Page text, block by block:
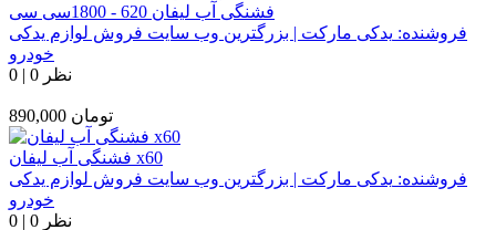
فشنگی آب لیفان 620 - 1800سی سی
فروشنده: یدکی مارکت | بزرگترین وب سایت فروش لوازم یدکی
خودرو
0 | 0 نظر
890,000 تومان
فشنگی آب لیفان x60
فروشنده: یدکی مارکت | بزرگترین وب سایت فروش لوازم یدکی
خودرو
0 | 0 نظر